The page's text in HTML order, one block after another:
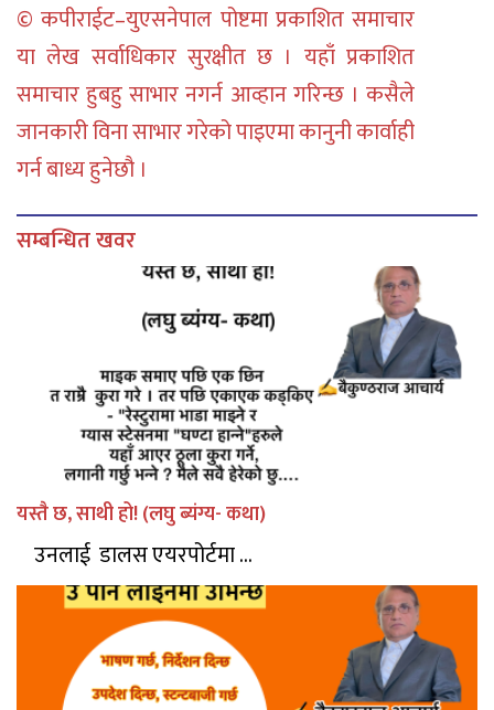
© कपीराईट–युएसनेपाल पोष्टमा प्रकाशित समाचार
या लेख सर्वाधिकार सुरक्षीत छ । यहाँ प्रकाशित
समाचार हुबहु साभार नगर्न आव्हान गरिन्छ । कसैले
जानकारी विना साभार गरेको पाइएमा कानुनी कार्वाही
गर्न बाध्य हुनेछौ ।
सम्बन्धित खवर
यस्तै छ, साथी हो! (लघु ब्यंग्य- कथा)
उनलाई डालस एयरपोर्टमा ...